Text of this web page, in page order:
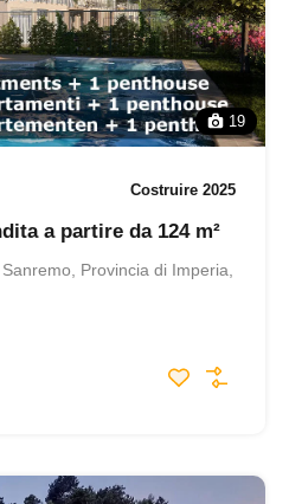
19
Costruire 2025
a partire da 124 m²
Provincia di Imperia,